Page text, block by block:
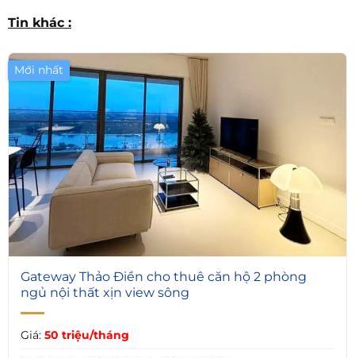
Tin khác :
Mới nhất
4
Gateway Thảo Điền cho thuê căn hộ 2 phòng
ngủ nội thất xịn view sông
Giá: 50 triệu/tháng